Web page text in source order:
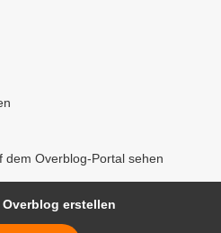
dem Overblog-Portal sehen
erstellen